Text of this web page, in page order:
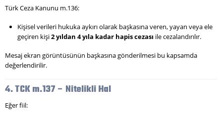
Türk Ceza Kanunu m.136:
Kişisel verileri hukuka aykırı olarak başkasına veren, yayan veya ele
geçiren kişi2 yıldan 4 yıla kadar hapis cezası ile cezalandırılır.
Mesaj ekran görüntüsünün başkasına gönderilmesi bu kapsamda
değerlendirilir.
4. TCK m.137 – Nitelikli Hal
Eğer fiil: